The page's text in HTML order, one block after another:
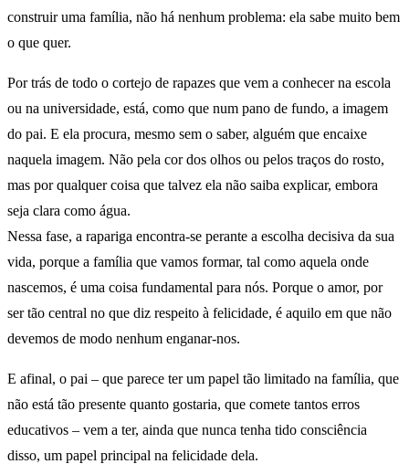
construir uma família, não há nenhum problema: ela sabe muito bem
o que quer.
Por trás de todo o cortejo de rapazes que vem a conhecer na escola
ou na universidade, está, como que num pano de fundo, a imagem
do pai. E ela procura, mesmo sem o saber, alguém que encaixe
naquela imagem. Não pela cor dos olhos ou pelos traços do rosto,
mas por qualquer coisa que talvez ela não saiba explicar, embora
seja clara como água.
Nessa fase, a rapariga encontra-se perante a escolha decisiva da sua
vida, porque a família que vamos formar, tal como aquela onde
nascemos, é uma coisa fundamental para nós. Porque o amor, por
ser tão central no que diz respeito à felicidade, é aquilo em que não
devemos de modo nenhum enganar-nos.
E afinal, o pai – que parece ter um papel tão limitado na família, que
não está tão presente quanto gostaria, que comete tantos erros
educativos – vem a ter, ainda que nunca tenha tido consciência
disso, um papel principal na felicidade dela.